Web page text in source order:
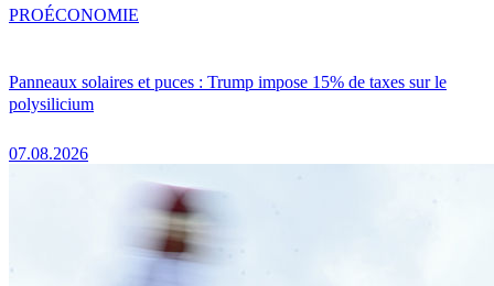
Panneaux solaires et puces : Trump impose 15% de taxes sur le
polysilicium
07.08.2026
PROÉCONOMIE